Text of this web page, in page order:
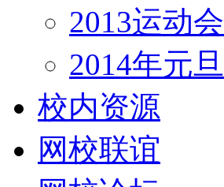
2013运动会
2014年元旦
校内资源
网校联谊